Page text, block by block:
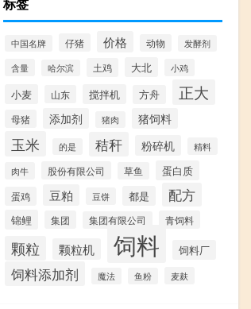
标签
中国名牌 仔猪 价格 动物 发酵剂
含量 哈尔滨 土鸡 大北 小鸡
小麦 山东 搅拌机 方舟 正大
母猪 添加剂 猪肉 猪饲料
玉米 的是 秸秆 粉碎机
精料
肉牛
股份有限公司 草鱼 蛋白质
蛋鸡 豆粕 豆饼 都是 配方
锦鲤 集团 集团有限公司 青饲料
颗粒 颗粒机 饲料 饲料厂
饲料添加剂 魔法 鱼粉 麦麸